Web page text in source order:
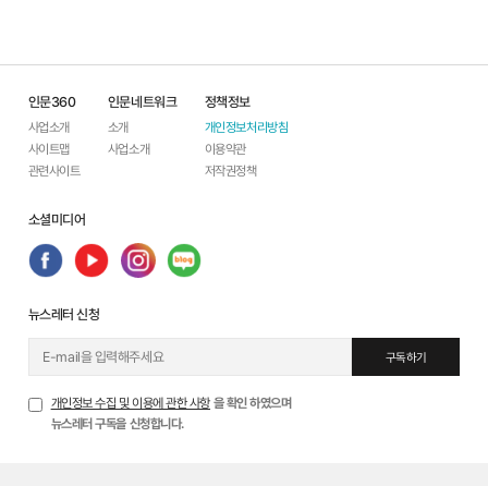
인문360
사업소개
사이트맵
관련사이트
인문네트워크
소개
사업소개
정책정보
개인정보처리방침
이용약관
저작권정책
소셜미디어
뉴스레터 신청
구독하기
개인정보 수집 및 이용에 관한 사항 을 확인 하였으며
뉴스레터 구독을 신청합니다.